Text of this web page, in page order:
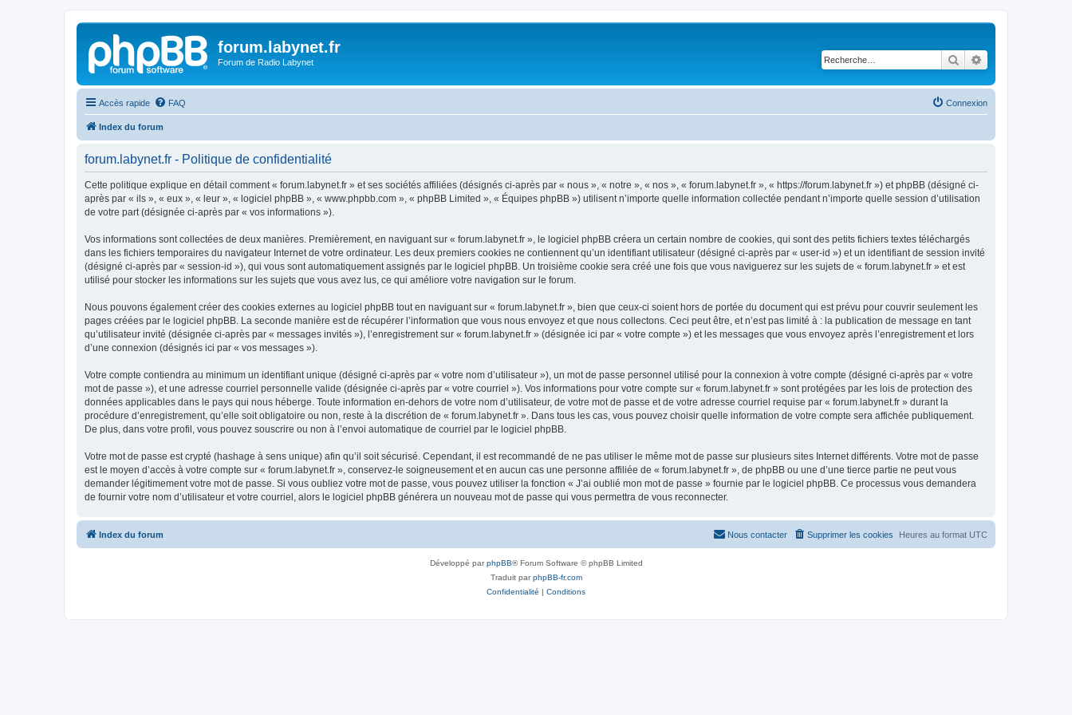
forum.labynet.fr
Forum de Radio Labynet Rechercher
Accès rapide FAQ Connexion
Index du forum
forum.labynet.fr - Politique de confidentialité
Cette politique explique en détail comment « forum.labynet.fr » et ses sociétés affiliées (désignés ci-après par « nous », « notre », « nos », « forum.labynet.fr », « https://forum.labynet.fr ») et phpBB (désigné ci-
après par « ils », « eux », « leur », « logiciel phpBB », « www.phpbb.com », « phpBB Limited », « Équipes phpBB ») utilisent n’importe quelle information collectée pendant n’importe quelle session d’utilisation
de votre part (désignée ci-après par « vos informations »).
Vos informations sont collectées de deux manières. Premièrement, en naviguant sur « forum.labynet.fr », le logiciel phpBB créera un certain nombre de cookies, qui sont des petits fichiers textes téléchargés
dans les fichiers temporaires du navigateur Internet de votre ordinateur. Les deux premiers cookies ne contiennent qu’un identifiant utilisateur (désigné ci-après par « user-id ») et un identifiant de session invité
(désigné ci-après par « session-id »), qui vous sont automatiquement assignés par le logiciel phpBB. Un troisième cookie sera créé une fois que vous naviguerez sur les sujets de « forum.labynet.fr » et est
utilisé pour stocker les informations sur les sujets que vous avez lus, ce qui améliore votre navigation sur le forum.
Nous pouvons également créer des cookies externes au logiciel phpBB tout en naviguant sur « forum.labynet.fr », bien que ceux-ci soient hors de portée du document qui est prévu pour couvrir seulement les
pages créées par le logiciel phpBB. La seconde manière est de récupérer l’information que vous nous envoyez et que nous collectons. Ceci peut être, et n’est pas limité à : la publication de message en tant
qu’utilisateur invité (désignée ci-après par « messages invités »), l’enregistrement sur « forum.labynet.fr » (désignée ici par « votre compte ») et les messages que vous envoyez après l’enregistrement et lors
d’une connexion (désignés ici par « vos messages »).
Votre compte contiendra au minimum un identifiant unique (désigné ci-après par « votre nom d’utilisateur »), un mot de passe personnel utilisé pour la connexion à votre compte (désigné ci-après par « votre
mot de passe »), et une adresse courriel personnelle valide (désignée ci-après par « votre courriel »). Vos informations pour votre compte sur « forum.labynet.fr » sont protégées par les lois de protection des
données applicables dans le pays qui nous héberge. Toute information en-dehors de votre nom d’utilisateur, de votre mot de passe et de votre adresse courriel requise par « forum.labynet.fr » durant la
procédure d’enregistrement, qu’elle soit obligatoire ou non, reste à la discrétion de « forum.labynet.fr ». Dans tous les cas, vous pouvez choisir quelle information de votre compte sera affichée publiquement.
De plus, dans votre profil, vous pouvez souscrire ou non à l’envoi automatique de courriel par le logiciel phpBB.
Votre mot de passe est crypté (hashage à sens unique) afin qu’il soit sécurisé. Cependant, il est recommandé de ne pas utiliser le même mot de passe sur plusieurs sites Internet différents. Votre mot de passe
est le moyen d’accès à votre compte sur « forum.labynet.fr », conservez-le soigneusement et en aucun cas une personne affiliée de « forum.labynet.fr », de phpBB ou une d’une tierce partie ne peut vous
demander légitimement votre mot de passe. Si vous oubliez votre mot de passe, vous pouvez utiliser la fonction « J’ai oublié mon mot de passe » fournie par le logiciel phpBB. Ce processus vous demandera
de fournir votre nom d’utilisateur et votre courriel, alors le logiciel phpBB générera un nouveau mot de passe qui vous permettra de vous reconnecter.
Index du forum Heures au format UTC
Supprimer les cookies
Nous contacter
Développé parphpBB® Forum Software © phpBB Limited
Traduit parphpBB-fr.com
Confidentialité | Conditions